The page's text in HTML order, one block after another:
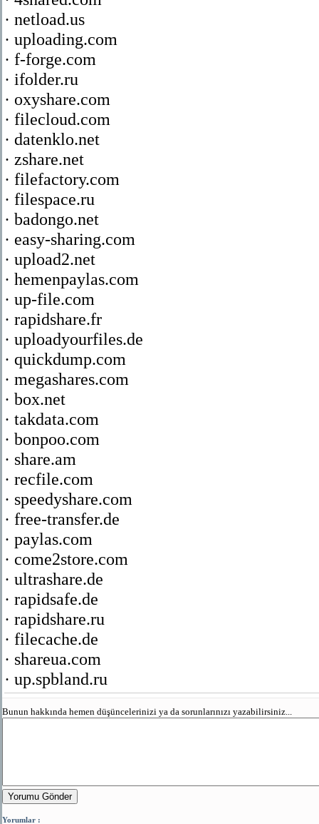
· netload.us
· uploading.com
· f-forge.com
· ifolder.ru
· oxyshare.com
· filecloud.com
· datenklo.net
· zshare.net
· filefactory.com
· filespace.ru
· badongo.net
· easy-sharing.com
· upload2.net
· hemenpaylas.com
· up-file.com
· rapidshare.fr
· uploadyourfiles.de
· quickdump.com
· megashares.com
· box.net
· takdata.com
· bonpoo.com
· share.am
· recfile.com
· speedyshare.com
· free-transfer.de
· paylas.com
· come2store.com
· ultrashare.de
· rapidsafe.de
· rapidshare.ru
· filecache.de
· shareua.com
· up.spbland.ru
Bunun hakkında hemen düşüncelerinizi ya da sorunlarınızı yazabilirsiniz...
Yorumu Gönder
Yorumlar :